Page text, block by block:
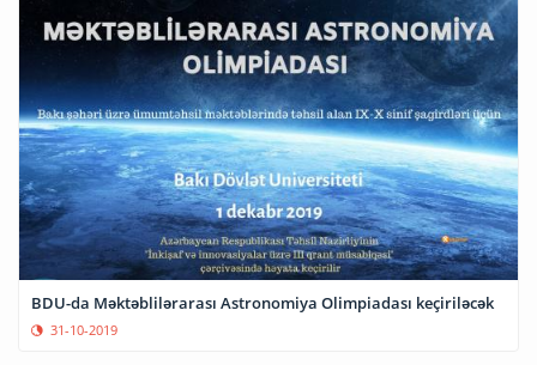
BDU-da Məktəblilərarası Astronomiya Olimpiadası keçiriləcək
31-10-2019